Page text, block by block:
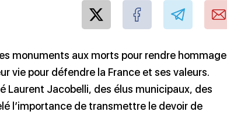
monuments aux morts pour rendre hommage
vie pour défendre la France et ses valeurs.
Laurent Jacobelli, des élus municipaux, des
l’importance de transmettre le devoir de